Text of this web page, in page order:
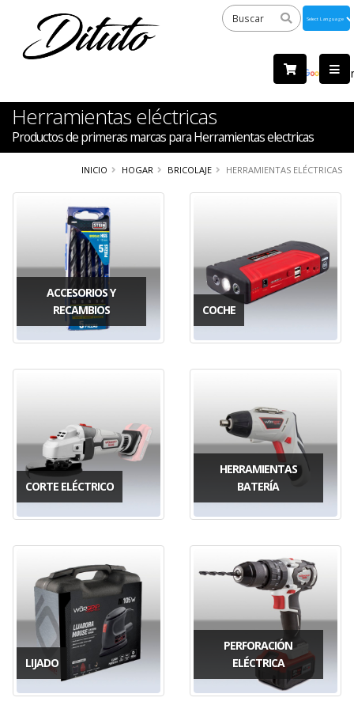
by
Herramientas eléctricas
Productos de primeras marcas para Herramientas electricas
INICIO HOGAR BRICOLAJE HERRAMIENTAS ELÉCTRICAS
ACCESORIOS Y
RECAMBIOS
COCHE
CORTE ELÉCTRICO
HERRAMIENTAS
BATERÍA
LIJADO
PERFORACIÓN
ELÉCTRICA